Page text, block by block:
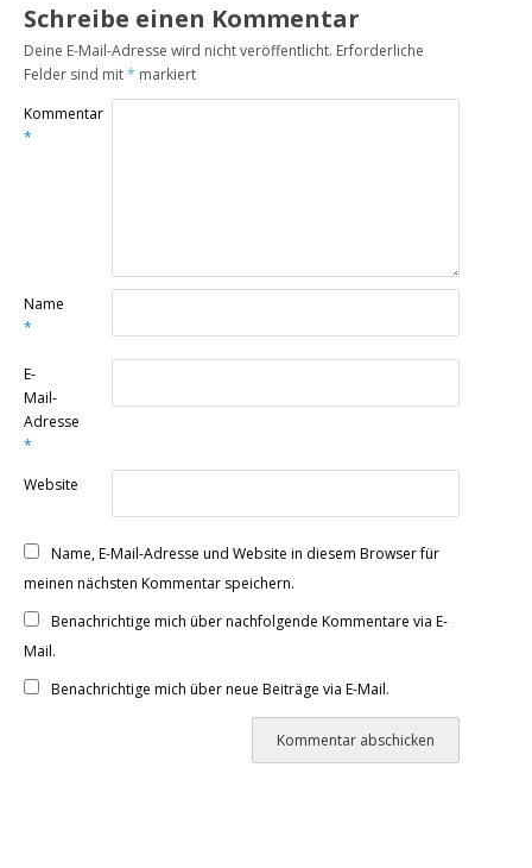
Schreibe einen Kommentar
Deine E-Mail-Adresse wird nicht veröffentlicht. Erforderliche
Felder sind mit* markiert
Kommentar
*
Name
*
E-
Mail-
Adresse
*
Website
Name, E-Mail-Adresse und Website in diesem Browser für
meinen nächsten Kommentar speichern.
Benachrichtige mich über nachfolgende Kommentare via E-
Mail.
Benachrichtige mich über neue Beiträge via E-Mail.